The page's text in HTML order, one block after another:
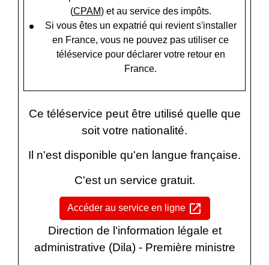
(CPAM) et au service des impôts.
Si vous êtes un expatrié qui revient s'installer
en France, vous ne pouvez pas utiliser ce
téléservice pour déclarer votre retour en
France.
Ce téléservice peut être utilisé quelle que
soit votre nationalité.
Il n'est disponible qu'en langue française.
C'est un service gratuit.
Accéder au service en ligne open_in_new
Direction de l'information légale et
administrative (Dila) - Première ministre